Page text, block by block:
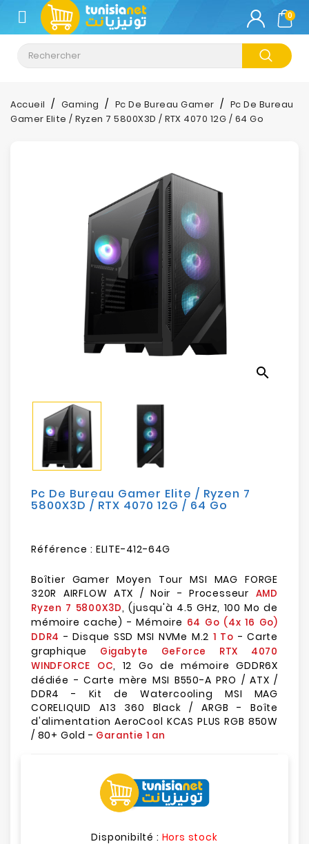
CATÉGORIE
Climatisation
Informatique
Electroménager
Sécurité
Mobilités
0
Accueil Gaming Pc De Bureau Gamer
Pc De Bureau
Gamer Elite / Ryzen 7 5800X3D / RTX 4070 12G / 64 Go
search
Pc De Bureau Gamer Elite / Ryzen 7
5800X3D / RTX 4070 12G / 64 Go
Référence : ELITE-412-64G
Boîtier Gamer Moyen Tour MSI MAG FORGE
320R AIRFLOW ATX / Noir - Processeur AMD
Ryzen 7 5800X3D, (jusqu'à 4.5 GHz, 100 Mo de
mémoire cache) - Mémoire 64 Go (4x 16 Go)
DDR4 - Disque SSD MSI NVMe M.2 1 To - Carte
graphique Gigabyte GeForce RTX 4070
WINDFORCE OC, 12 Go de mémoire GDDR6X
dédiée - Carte mère MSI B550-A PRO / ATX /
DDR4 - Kit de Watercooling MSI MAG
CORELIQUID A13 360 Black / ARGB - Boîte
d'alimentation AeroCool KCAS PLUS RGB 850W
/ 80+ Gold - Garantie 1 an
Disponibilté : Hors stock